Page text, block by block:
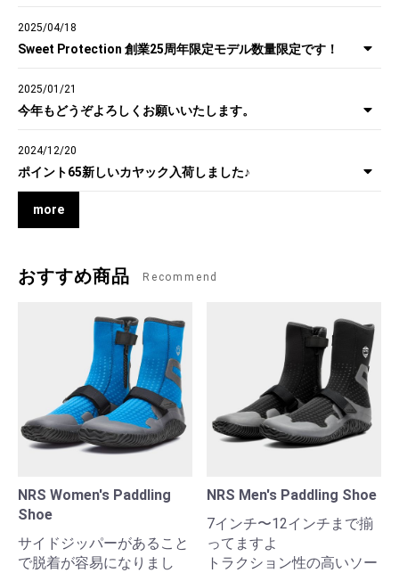
2025/04/18
Sweet Protection 創業25周年限定モデル数量限定です！
2025/01/21
今年もどうぞよろしくお願いいたします。
2024/12/20
ポイント65新しいカヤック入荷しました♪
more
おすすめ商品 Recommend
NRS Women's Paddling
Shoe
サイドジッパーがあること
で脱着が容易になりまし
NRS Men's Paddling Shoe
7インチ〜12インチまで揃
ってますよ
トラクション性の高いソー